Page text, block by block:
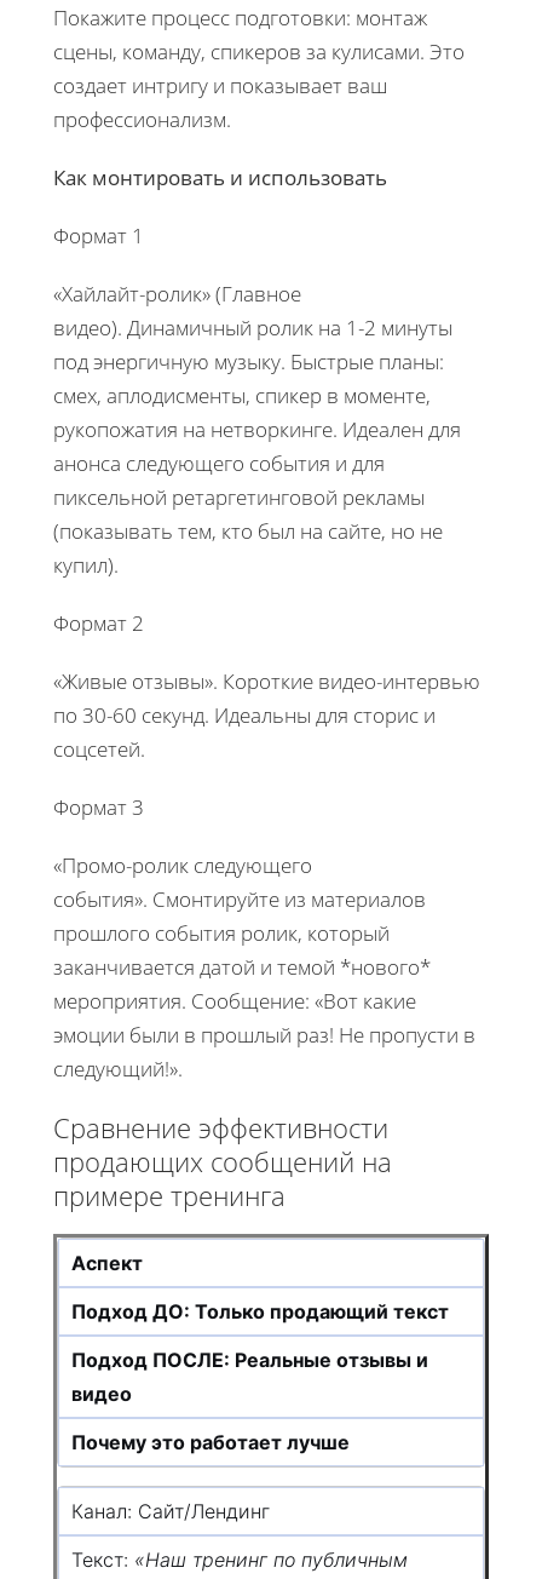
Покажите процесс подготовки: монтаж
сцены, команду, спикеров за кулисами. Это
создает интригу и показывает ваш
профессионализм.
Как монтировать и использовать
Формат 1
«Хайлайт-ролик» (Главное
видео). Динамичный ролик на 1-2 минуты
под энергичную музыку. Быстрые планы:
смех, аплодисменты, спикер в моменте,
рукопожатия на нетворкинге. Идеален для
анонса следующего события и для
пиксельной ретаргетинговой рекламы
(показывать тем, кто был на сайте, но не
купил).
Формат 2
«Живые отзывы». Короткие видео-интервью
по 30-60 секунд. Идеальны для сторис и
соцсетей.
Формат 3
«Промо-ролик следующего
события». Смонтируйте из материалов
прошлого события ролик, который
заканчивается датой и темой *нового*
мероприятия. Сообщение: «Вот какие
эмоции были в прошлый раз! Не пропусти в
следующий!».
Сравнение эффективности
продающих сообщений на
примере тренинга
Аспект
Подход ДО: Только продающий текст
Подход ПОСЛЕ: Реальные отзывы и
видео
Почему это работает лучше
Канал: Сайт/Лендинг
Текст: «Наш тренинг по публичным